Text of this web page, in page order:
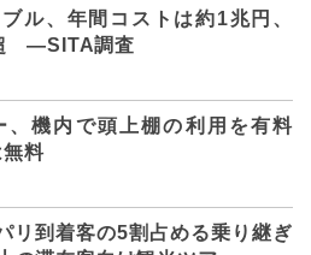
ル、年間コストは約1兆円、
―SITA調査
機内で頭上棚の利用を有料
料
リ到着客の5割占める乗り継ぎ